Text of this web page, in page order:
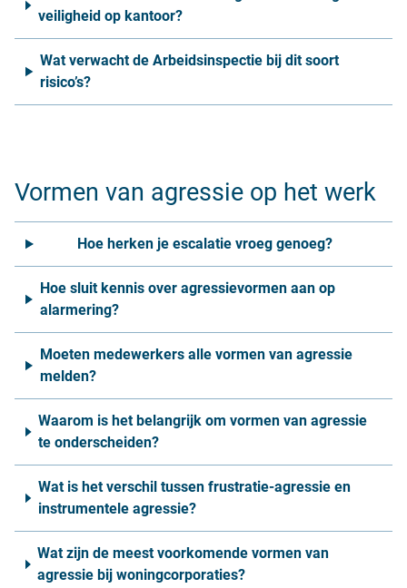
veiligheid op kantoor?
Wat verwacht de Arbeidsinspectie bij dit soort
risico’s?
Vormen van agressie op het werk
Hoe herken je escalatie vroeg genoeg?
Hoe sluit kennis over agressievormen aan op
alarmering?
Moeten medewerkers alle vormen van agressie
melden?
Waarom is het belangrijk om vormen van agressie
te onderscheiden?
Wat is het verschil tussen frustratie-agressie en
instrumentele agressie?
Wat zijn de meest voorkomende vormen van
agressie bij woningcorporaties?